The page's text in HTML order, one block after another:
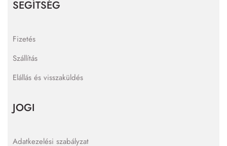
SEGÍTSÉG
Fizetés
Szállítás
Elállás és visszaküldés
JOGI
Adatkezelési szabályzat